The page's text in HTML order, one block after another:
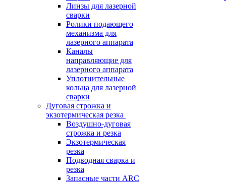
Линзы для лазерной
сварки
Ролики подающего
механизма для
лазерного аппарата
Каналы
направляющие для
лазерного аппарата
Уплотнительные
кольца для лазерной
сварки
Дуговая строжка и
экзотермическая резка
Воздушно-дуговая
строжка и резка
Экзотермическая
резка
Подводная сварка и
резка
Запасные части ARC